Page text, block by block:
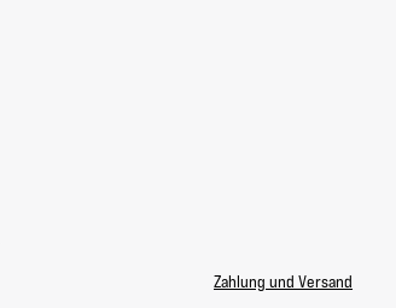
Zahlung und Versand